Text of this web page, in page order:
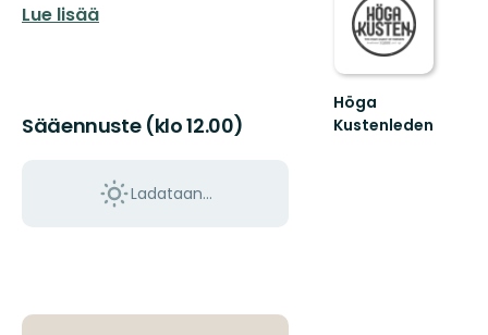
Lue lisää
Sääennuste (klo 12.00)
Ladataan…
Höga
Kustenleden